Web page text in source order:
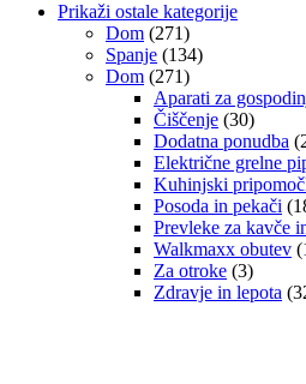
Prikaži ostale kategorije
Dom (271)
Spanje (134)
Dom (271)
Aparati za
Čiščenje (30)
Dodatna ponudba
Električne grelne
Kuhinjski
Posoda in pekači
Prevleke za kavče
Walkmaxx obutev
Za otroke (3)
Zdravje in lepota